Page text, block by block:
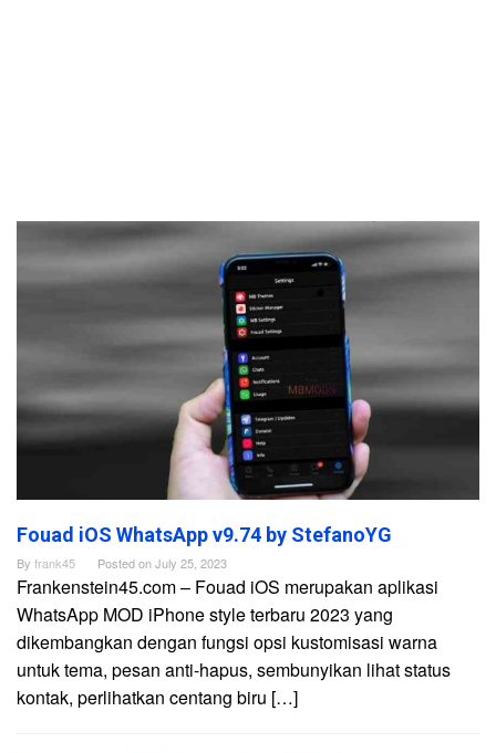
Frankenstein45.Com
Fouad iOS WhatsApp v9.74 by StefanoYG
By frank45 Posted onJuly 25, 2023
Frankenstein45.com – Fouad iOS merupakan aplikasi
WhatsApp MOD iPhone style terbaru 2023 yang
dikembangkan dengan fungsi opsi kustomisasi warna
untuk tema, pesan anti-hapus, sembunyikan lihat status
kontak, perlihatkan centang biru […]